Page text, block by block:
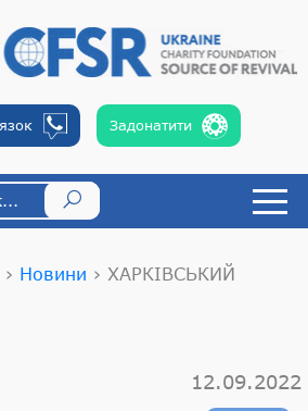
Задонатити
› Новини › ХАРКІВСЬКИЙ
12.09.2022